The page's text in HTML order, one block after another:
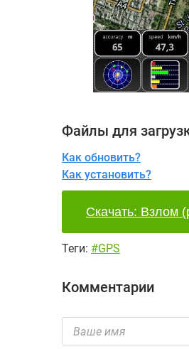
Файлы для
Как обновить?
Как установить?
Скачать: Взлом
Теги: #GPS
Комментарии